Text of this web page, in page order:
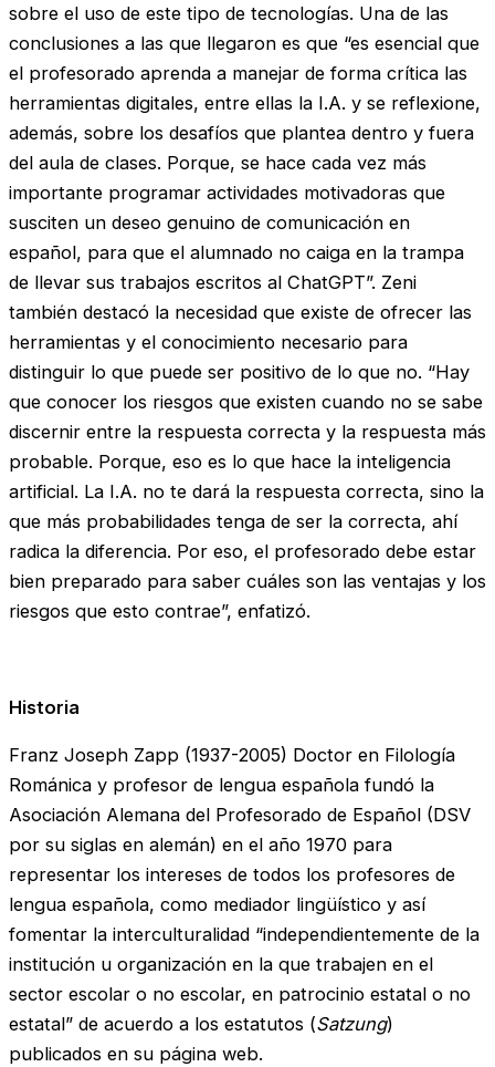
sobre el uso de este tipo de tecnologías. Una de las
conclusiones a las que llegaron es que “es esencial que
el profesorado aprenda a manejar de forma crítica las
herramientas digitales, entre ellas la I.A. y se reflexione,
además, sobre los desafíos que plantea dentro y fuera
del aula de clases. Porque, se hace cada vez más
importante programar actividades motivadoras que
susciten un deseo genuino de comunicación en
español, para que el alumnado no caiga en la trampa
de llevar sus trabajos escritos al ChatGPT”. Zeni
también destacó la necesidad que existe de ofrecer las
herramientas y el conocimiento necesario para
distinguir lo que puede ser positivo de lo que no. “Hay
que conocer los riesgos que existen cuando no se sabe
discernir entre la respuesta correcta y la respuesta más
probable. Porque, eso es lo que hace la inteligencia
artificial. La I.A. no te dará la respuesta correcta, sino la
que más probabilidades tenga de ser la correcta, ahí
radica la diferencia. Por eso, el profesorado debe estar
bien preparado para saber cuáles son las ventajas y los
riesgos que esto contrae”, enfatizó.
Historia
Franz Joseph Zapp (1937-2005) Doctor en Filología
Románica y profesor de lengua española fundó la
Asociación Alemana del Profesorado de Español (DSV
por su siglas en alemán) en el año 1970 para
representar los intereses de todos los profesores de
lengua española, como mediador lingüístico y así
fomentar la interculturalidad “independientemente de la
institución u organización en la que trabajen en el
sector escolar o no escolar, en patrocinio estatal o no
estatal” de acuerdo a los estatutos (Satzung)
publicados en su página web.